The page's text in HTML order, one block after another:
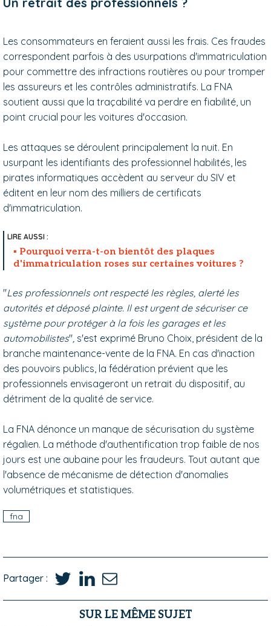
Les consommateurs en feraient aussi les frais. Ces fraudes
correspondent parfois à des usurpations d'immatriculation
pour commettre des infractions routières ou pour tromper
les assureurs et les contrôles administratifs. La FNA
soutient aussi que la traçabilité va perdre en fiabilité, un
point crucial pour les voitures d'occasion.
Les attaques se déroulent principalement la nuit. En
usurpant les identifiants des professionnel habilités, les
pirates informatiques accèdent au serveur du SIV et
éditent en leur nom des milliers de certificats
d'immatriculation.
Pourquoi verra-t-on bientôt des plaques
d'immatriculation roses sur certaines voitures ?
"Les professionnels ont respecté les règles, alerté les
autorités et déposé plainte. Il est urgent de sécuriser ce
système pour protéger à la fois les garages et les
automobilistes" s'est exprimé Bruno Choix, président de la
branche maintenance-vente de la FNA. En cas d'inaction
des pouvoirs publics, la fédération prévient que les
professionnels envisageront un retrait du dispositif, au
détriment de la qualité de service.
La FNA dénonce un manque de sécurisation du système
régalien. La méthode d'authentification trop faible de nos
jours est une aubaine pour les fraudeurs. Tout autant que
l'absence de mécanisme de détection d'anomalies
volumétriques et statistiques.
fna
Partager :
SUR LE MÊME SUJET